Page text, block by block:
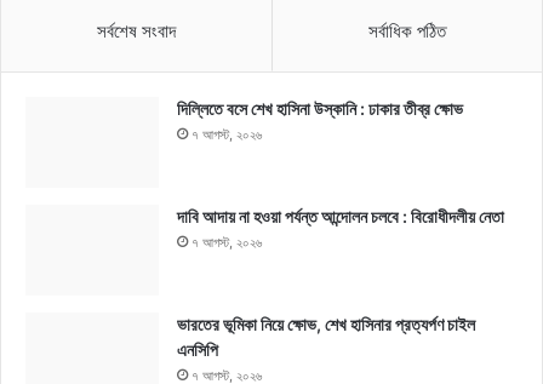
সর্বশেষ সংবাদ সর্বাধিক পঠিত
দিল্লিতে বসে শেখ হাসিনা উস্কানি : ঢাকার তীব্র ক্ষোভ
৭ আগস্ট, ২০২৬
দাবি আদায় না হওয়া পর্যন্ত আন্দোলন চলবে : বিরোধীদলীয় নেতা
৭ আগস্ট, ২০২৬
ভারতের ভূমিকা নিয়ে ক্ষোভ, শেখ হাসিনার প্রত্যর্পণ চাইল
এনসিপি
৭ আগস্ট, ২০২৬